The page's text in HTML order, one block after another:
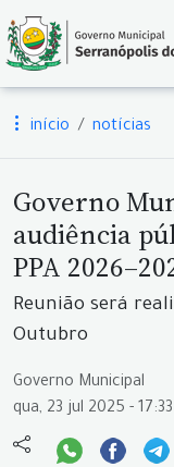
início notícias
Governo
audiência
PPA
Reunião será
Outubro
Governo Municipal
qua, 23 jul 2025 - 17:33